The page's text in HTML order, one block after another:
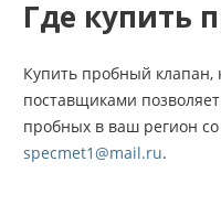
Где купить
Купить пробный
поставщиками
пробных в ваш регион
specmet1@mail.ru.